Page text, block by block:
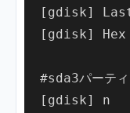
[gdisk]
[gdisk] Hex
#sda3パーテ
[gdisk] n